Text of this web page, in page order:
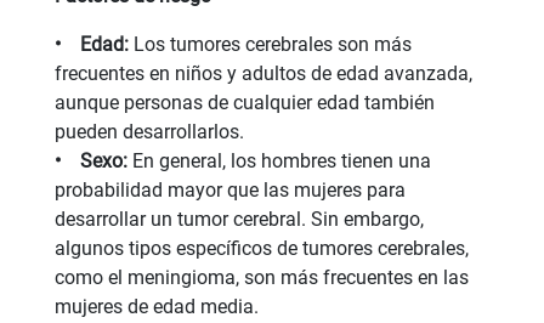
• Edad: Los tumores cerebrales son más
frecuentes en niños y adultos de edad avanzada,
aunque personas de cualquier edad también
pueden desarrollarlos.
• Sexo: En general, los hombres tienen una
probabilidad mayor que las mujeres para
desarrollar un tumor cerebral. Sin embargo,
algunos tipos específicos de tumores cerebrales,
como el meningioma, son más frecuentes en las
mujeres de edad media.